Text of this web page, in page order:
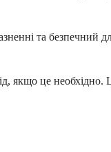
та безпечний
якщо це необхідно.